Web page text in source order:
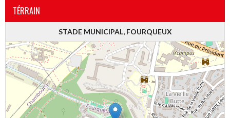
TÉRRAIN
STADE MUNICIPAL, FOURQUEUX